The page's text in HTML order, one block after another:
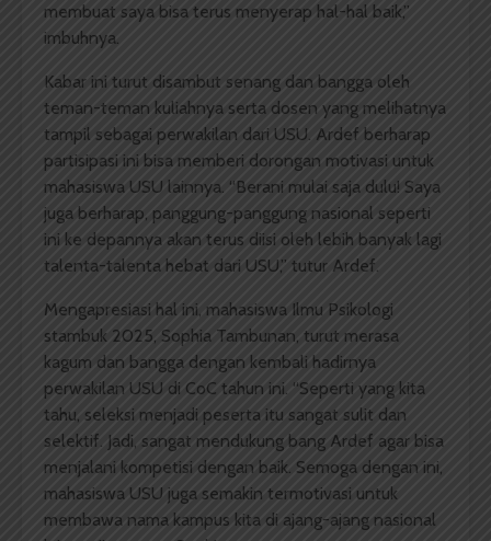
membuat saya bisa terus menyerap hal-hal baik,”
imbuhnya.
Kabar ini turut disambut senang dan bangga oleh
teman-teman kuliahnya serta dosen yang melihatnya
tampil sebagai perwakilan dari USU. Ardef berharap
partisipasi ini bisa memberi dorongan motivasi untuk
mahasiswa USU lainnya. “Berani mulai saja dulu! Saya
juga berharap, panggung-panggung nasional seperti
ini ke depannya akan terus diisi oleh lebih banyak lagi
talenta-talenta hebat dari USU,” tutur Ardef.
Mengapresiasi hal ini, mahasiswa Ilmu Psikologi
stambuk 2025, Sophia Tambunan, turut merasa
kagum dan bangga dengan kembali hadirnya
perwakilan USU di CoC tahun ini. “Seperti yang kita
tahu, seleksi menjadi peserta itu sangat sulit dan
selektif. Jadi, sangat mendukung bang Ardef agar bisa
menjalani kompetisi dengan baik. Semoga dengan ini,
mahasiswa USU juga semakin termotivasi untuk
membawa nama kampus kita di ajang-ajang nasional